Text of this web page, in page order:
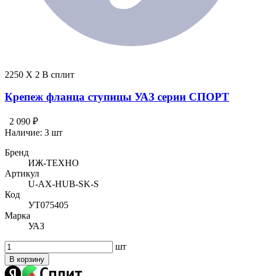
2250 X 2 В сплит
Крепеж фланца ступицы УАЗ серии СПОРТ
2 090 ₽
Наличие: 3 шт
Бренд
ИЖ-ТЕХНО
Артикул
U-AX-HUB-SK-S
Код
УТ075405
Марка
УАЗ
шт
В корзину